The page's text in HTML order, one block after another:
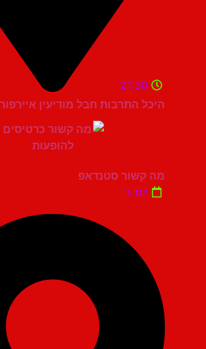
היכל התרבות חבל מודיעין איירפורט סיטי
21:30
מה קשור סטנדאפ
יום ג'